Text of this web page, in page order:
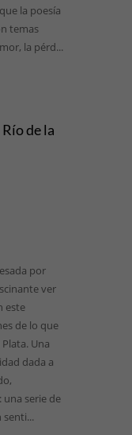
la poesía
temas
la pérd...
de la
por
ver
este
de lo que
Una
dada a
una serie de